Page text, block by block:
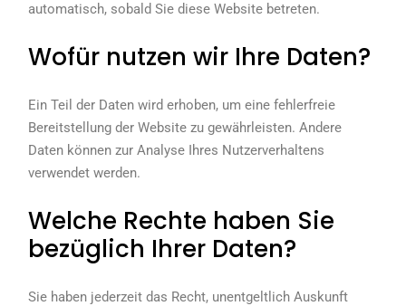
automatisch, sobald Sie diese Website betreten.
Wofür nutzen wir Ihre Daten?
Ein Teil der Daten wird erhoben, um eine fehlerfreie
Bereitstellung der Website zu gewährleisten. Andere
Daten können zur Analyse Ihres Nutzerverhaltens
verwendet werden.
Welche Rechte haben Sie
bezüglich Ihrer Daten?
Sie haben jederzeit das Recht, unentgeltlich Auskunft